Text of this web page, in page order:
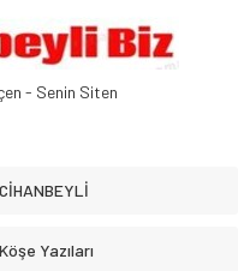
- Senin Siten
CİHANBEYLİ
Köşe Yazıları